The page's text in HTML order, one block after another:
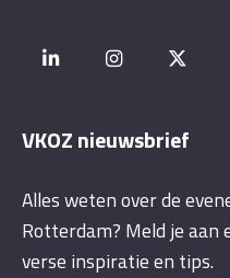
VKOZ nieuwsbrief
Alles weten over de
Rotterdam? Meld je
verse inspiratie en tips.